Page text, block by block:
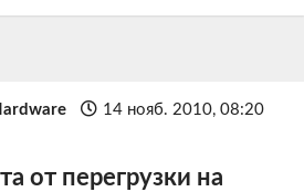
14 нояб. 2010, 08:20
от перегрузки на